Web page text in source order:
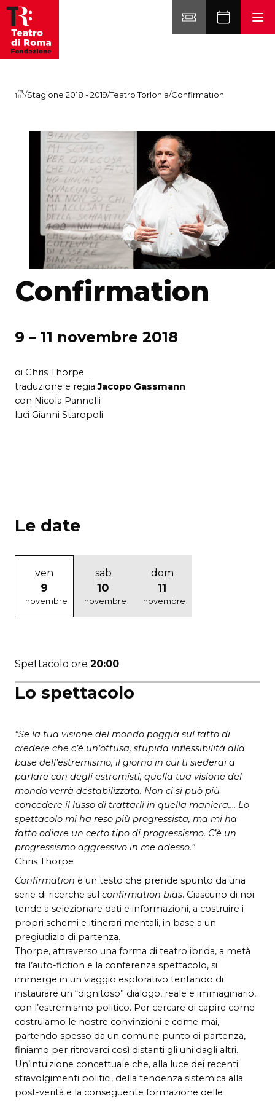
Vai al contenuto
/Stagione 2018 - 2019/Teatro Torlonia/Confirmation
Confirmation
9 – 11 novembre 2018
di Chris Thorpe
traduzione e regiaJacopo Gassmann
con Nicola Pannelli
luci Gianni Staropoli
Lo spettacolo
“Se la tua visione del mondo poggia sul fatto di
credere che c’è un’ottusa, stupida inflessibilità alla
base dell’estremismo, il giorno in cui ti siederai a
parlare con degli estremisti, quella tua visione del
mondo verrà destabilizzata. Non ci si può più
concedere il lusso di trattarli in quella maniera…. Lo
spettacolo mi ha reso più progressista, ma mi ha
fatto odiare un certo tipo di progressismo. C’è un
progressismo aggressivo in me adesso.”
Chris Thorpe
Confirmation è un testo che prende spunto da una
serie di ricerche sul confirmation bias. Ciascuno di noi
tende a selezionare dati e informazioni, a costruire i
propri schemi e itinerari mentali, in base a un
pregiudizio di partenza.
Thorpe, attraverso una forma di teatro ibrida, a metà
fra l’auto-fiction e la conferenza spettacolo, si
immerge in un viaggio esplorativo tentando di
instaurare un “dignitoso” dialogo, reale e immaginario,
con l’estremismo politico. Per cercare di capire come
costruiamo le nostre convinzioni e come mai,
partendo spesso da un comune punto di partenza,
finiamo per ritrovarci così distanti gli uni dagli altri.
Un’intuizione concettuale che, alla luce dei recenti
stravolgimenti politici, della tendenza sistemica alla
post-verità e la conseguente formazione delle
Le date
ven
9
novembre
sab
10
novembre
dom
11
novembre
Spettacolo ore 20:00